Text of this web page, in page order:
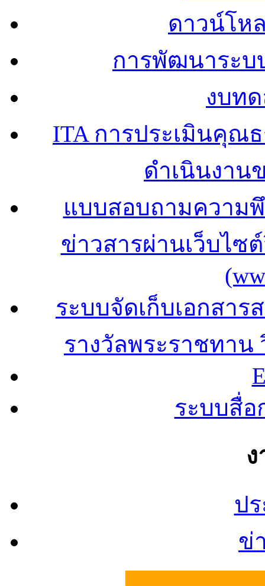
ดาวน์โห
การพัฒนาระ
งบท
ITA การประเมินคุณ
ดำเนินงาน
แบบสอบถามความ
ข่าวสารผ่านเว็บไซ
ระบบจัดเก็บเอกสา
รางวัลพระราชทา
ระบบสื่อ
ป
ข่